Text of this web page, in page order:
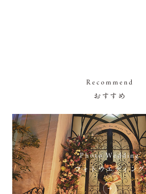
Recommend
おすすめ
Photo Wedding
フォトウエディング